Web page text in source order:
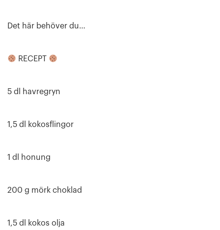
Det här behöver du…
RECEPT
5 dl havregryn
1,5 dl kokosflingor
1 dl honung
200 g mörk choklad
1,5 dl kokos olja